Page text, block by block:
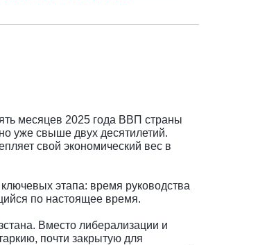
месяцев 2025 года ВВП страны
уже свыше двух десятилетий.
свой экономический вес в
этапа: время руководства
по настоящее время.
Вместо либерализации и
почти закрытую для